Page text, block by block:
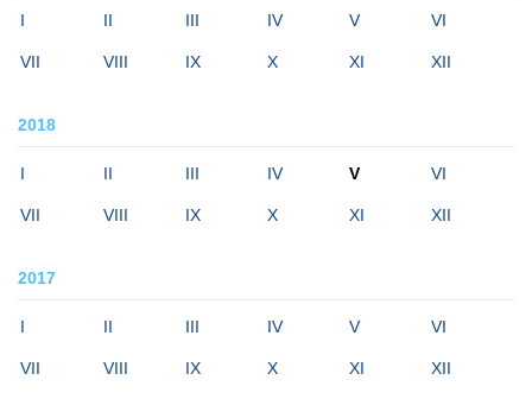
I II III IV V VI
VII VIII IX X XI XII
2018
I II III IV V VI
VII VIII IX X XI XII
2017
I II III IV V VI
VII VIII IX X XI XII